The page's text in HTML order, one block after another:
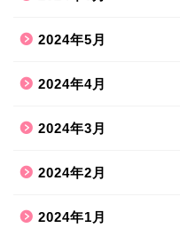
2024年5月
2024年4月
2024年3月
2024年2月
2024年1月